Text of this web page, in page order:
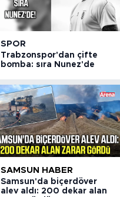
SPOR
Trabzonspor'dan çifte
bomba: sıra Nunez'de
SAMSUN HABER
Samsun'da biçerdöver
alev aldı: 200 dekar alan